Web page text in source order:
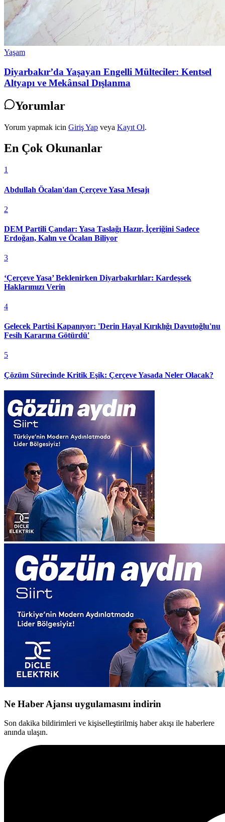
Yaşam
Diyarbakır’da Yaşayan Engelli Mülteciler: Kentsel
Altyapı ve Mekânsal Dışlanma
Yorumlar
Yorum yapmak icin Giriş Yap veya Kayıt Ol.
En Çok Okunanlar
1
Abdullah Öcalan'dan Çerçeve Yasa Mesajı
2
DEM Partili Çandar: Yasa Taslağı Hazır, İçeriğini Sadece
Erdoğan, Kalın ve Öcalan Biliyor
3
‘Çerçeve Yasa’ Beklenirken Diyarbakırlılar: Kardeşsek
Haklarımızı Verin
4
Gelecek Partisi Kapanıyor: 'Derin Hayal Kırıklığı Davutoğlu'nu
Fesih Kararına Götürdü'
5
Çözüm Sürecinde Kritik Eşik: Çerçeve Yasada Neler Olacak?
Ne Haber Ajansı uygulamasını indirin
Son dakika bildirimleri ve kişiselleştirilmiş haber akışı ile haberlere
anında ulaşın.